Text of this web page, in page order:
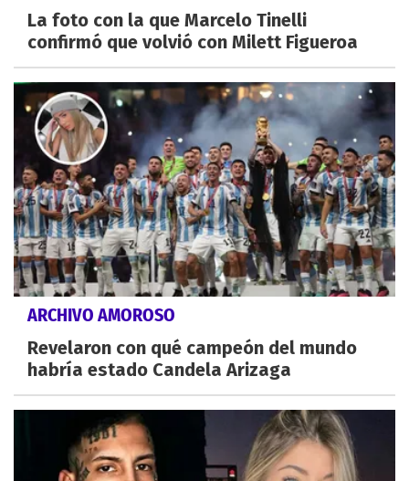
La foto con la que Marcelo Tinelli
confirmó que volvió con Milett Figueroa
ARCHIVO AMOROSO
Revelaron con qué campeón del mundo
habría estado Candela Arizaga